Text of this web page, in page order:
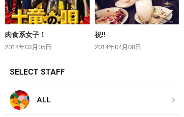
肉食系女子！
2014年03月05日
祝‼︎
2014年04月08日
SELECT STAFF
ALL